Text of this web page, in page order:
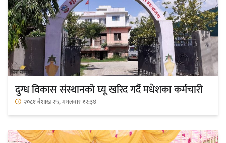
दुग्ध विकास संस्थानको घ्यू खरिद गर्दै मधेशका कर्मचारी
२०८१ बैशाख २५, मंगलवार १२:३४